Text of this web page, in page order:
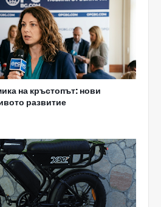
на кръстопът: нови
развитие